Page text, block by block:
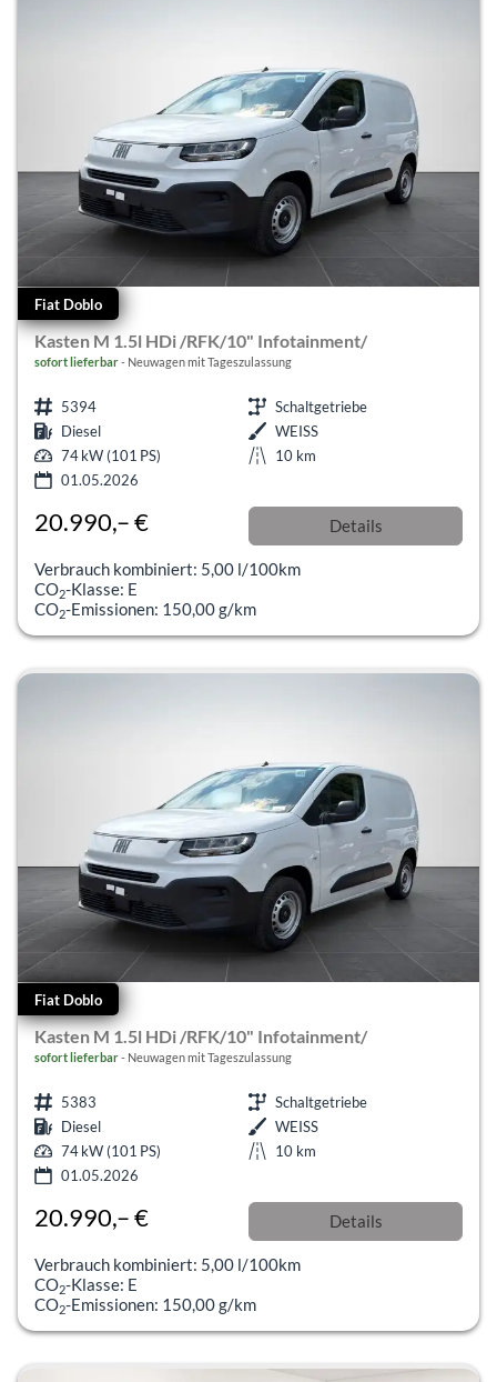
Fiat Doblo
Kasten M 1.5l HDi /RFK/10" Infotainment/
sofort lieferbar Neuwagen mit Tageszulassung
5394
Schaltgetriebe
Diesel
WEISS
74 kW (101 PS)
10 km
01.05.2026
20.990,– € Details
Verbrauch kombiniert: 5,00 l/100km
CO2-Klasse: E
CO2-Emissionen: 150,00 g/km
Fiat Doblo
Kasten M 1.5l HDi /RFK/10" Infotainment/
sofort lieferbar Neuwagen mit Tageszulassung
5383
Schaltgetriebe
Diesel
WEISS
74 kW (101 PS)
10 km
01.05.2026
20.990,– € Details
Verbrauch kombiniert: 5,00 l/100km
CO2-Klasse: E
CO2-Emissionen: 150,00 g/km